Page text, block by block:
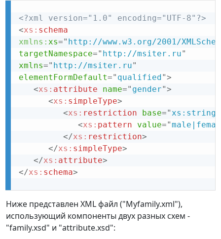
<?xml version="1.0" encoding="UTF-8"?>
<xs: schema
xmlns: xs=" http://www.w3.org/2001/
targetNamespace=" http://msiter.ru"
xmlns=" http://msiter.ru"
elementFormDefault=" qualified ">
<xs: attribute name=" gender">
<xs: simpleType>
<xs: restriction base="xs:string
<xs: pattern value="
</xs: restriction>
</xs: simpleType>
</xs: attribute>
</xs: schema>
Ниже представлен XML файл ("Myfamily.xml"),
использующий компоненты двух разных схем -
"family.xsd" и "attribute.xsd":